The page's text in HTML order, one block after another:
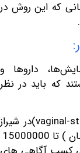
این روش در
داروها و
در نظر
)در شیراز
ممکن است از حدود 5000000 ( 5 میلیون تومان ) تا 15000000